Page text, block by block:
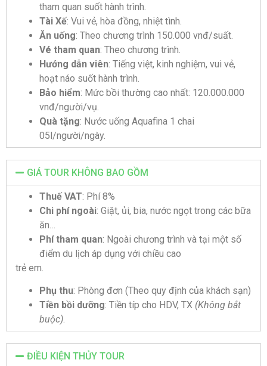
tham quan suốt hành trình.
Tài Xế: Vui vẻ, hòa đồng, nhiệt tình.
Ăn uống: Theo chương trình 150.000 vnđ/suất.
Vé tham quan: Theo chương trình.
Hướng dẫn viên: Tiếng việt, kinh nghiệm, vui vẻ,
hoạt náo suốt hành trình.
Bảo hiểm: Mức bồi thường cao nhất: 120.000.000
vnđ/người/vụ.
Quà tặng: Nước uống Aquafina 1 chai
05l/người/ngày.
GIÁ TOUR KHÔNG BAO GỒM
Thuế VAT: Phí 8%
Chi phí ngoài: Giặt, ủi, bia, nước ngọt trong các bữa
ăn…
Phí tham quan: Ngoài chương trình và tại một số
điểm du lịch áp dụng với chiều cao
trẻ em.
Phụ thu: Phòng đơn (Theo quy định của khách sạn)
Tiền bồi dưỡng: Tiền típ cho HDV, TX (Không bắt
buộc).
ĐIỀU KIỆN THỦY TOUR